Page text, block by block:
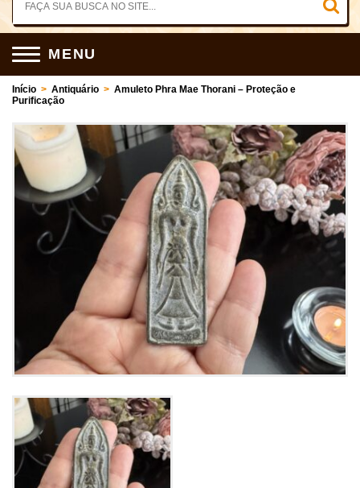
MENU
Início > Antiquário > Amuleto Phra Mae Thorani – Proteção e
Purificação